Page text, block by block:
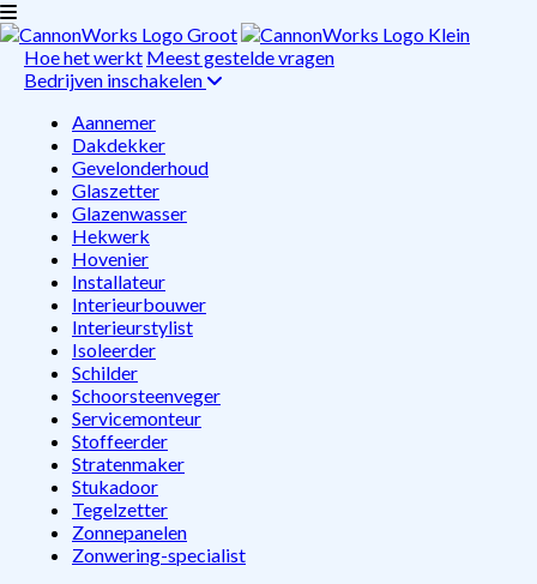
Hoe het werkt Meest gestelde vragen
Bedrijven inschakelen
Aannemer
Dakdekker
Gevelonderhoud
Glaszetter
Glazenwasser
Hekwerk
Hovenier
Installateur
Interieurbouwer
Interieurstylist
Isoleerder
Schilder
Schoorsteenveger
Servicemonteur
Stoffeerder
Stratenmaker
Stukadoor
Tegelzetter
Zonnepanelen
Zonwering-specialist